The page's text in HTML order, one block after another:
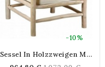
-10%
Sessel In Holzzweigen Mit